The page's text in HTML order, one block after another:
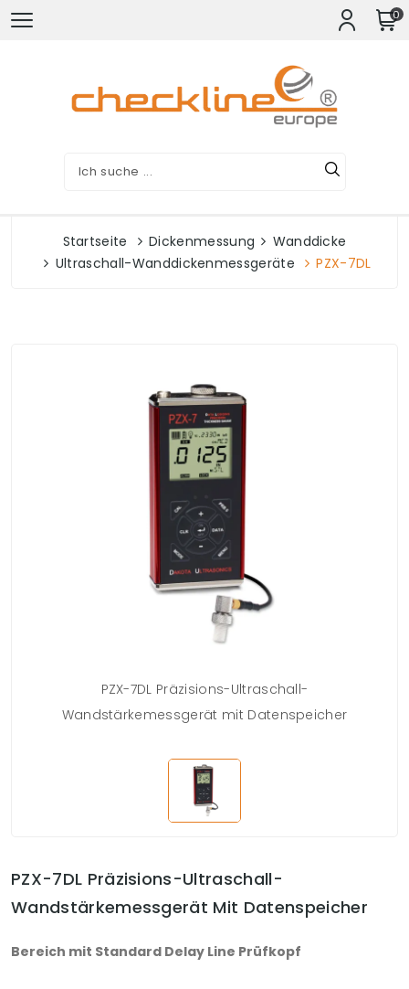
0
Startseite Dickenmessung
Wanddicke
Ultraschall-Wanddickenmessgeräte
PZX-7DL
PZX-7DL Präzisions-Ultraschall-
Wandstärkemessgerät mit Datenspeicher
PZX-7DL Präzisions-Ultraschall-
Wandstärkemessgerät Mit Datenspeicher
Bereich mit Standard Delay Line Prüfkopf